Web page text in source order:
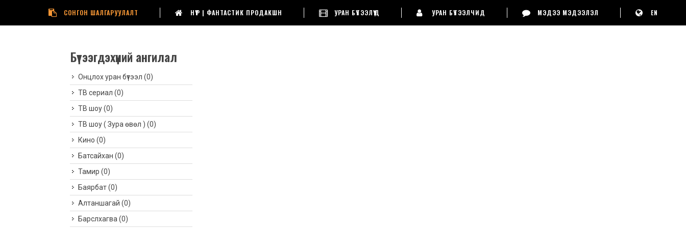
СОНГОН ШАЛГАРУУЛАЛТ НҮҮР | ФАНТАСТИК ПРОДАКШН УРАН БҮТЭЭЛҮҮД УРАН БҮТЭЭЛЧИД МЭДЭЭ МЭДЭЭЛЭЛ EN
Бүтээгдэхүүний ангилал
Онцлох уран бүтээл (0)
ТВ сериал (0)
ТВ шоу(0)
ТВ шоу ( Зура өвөл ) (0)
Кино (0)
Батсайхан (0)
Тамир (0)
Баярбат(0)
Алтаншагай (0)
Барслхагва (0)